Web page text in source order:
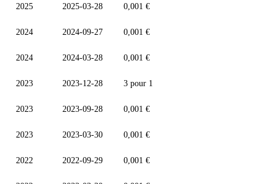
2025 2025-03-28 0,001 €
2024 2024-09-27 0,001 €
2024 2024-03-28 0,001 €
2023 2023-12-28 3 pour 1
2023 2023-09-28 0,001 €
2023 2023-03-30 0,001 €
2022 2022-09-29 0,001 €